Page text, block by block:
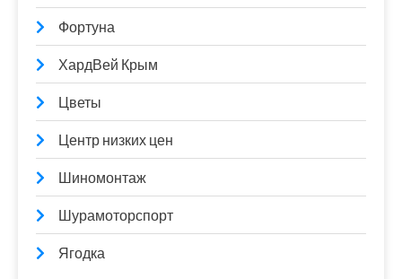
Фортуна
ХардВей Крым
Цветы
Центр низких цен
Шиномонтаж
Шурамоторспорт
Ягодка